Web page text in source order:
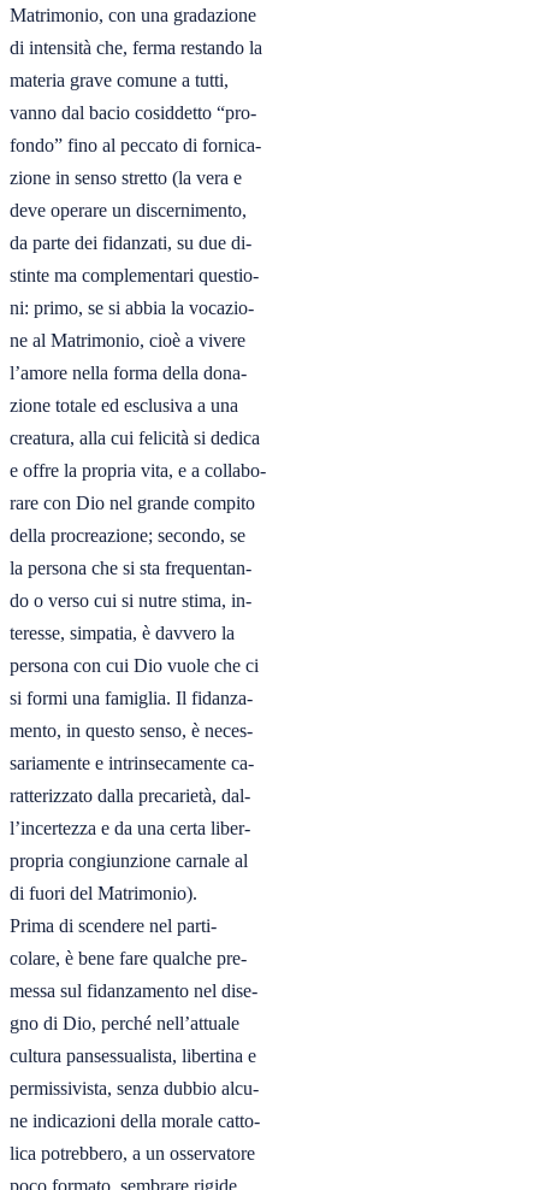
Matrimonio, con una gradazione
di intensità che, ferma restando la
materia grave comune a tutti,
vanno dal bacio cosiddetto “pro-
fondo” fino al peccato di fornica-
zione in senso stretto (la vera e
deve operare un discernimento,
da parte dei fidanzati, su due di-
stinte ma complementari questio-
ni: primo, se si abbia la vocazio-
ne al Matrimonio, cioè a vivere
l’amore nella forma della dona-
zione totale ed esclusiva a una
creatura, alla cui felicità si dedica
e offre la propria vita, e a collabo-
rare con Dio nel grande compito
della procreazione; secondo, se
la persona che si sta frequentan-
do o verso cui si nutre stima, in-
teresse, simpatia, è davvero la
persona con cui Dio vuole che ci
si formi una famiglia. Il fidanza-
mento, in questo senso, è neces-
sariamente e intrinsecamente ca-
ratterizzato dalla precarietà, dal-
l’incertezza e da una certa liber-
propria congiunzione carnale al
di fuori del Matrimonio).
Prima di scendere nel parti-
colare, è bene fare qualche pre-
messa sul fidanzamento nel dise-
gno di Dio, perché nell’attuale
cultura pansessualista, libertina e
permissivista, senza dubbio alcu-
ne indicazioni della morale catto-
lica potrebbero, a un osservatore